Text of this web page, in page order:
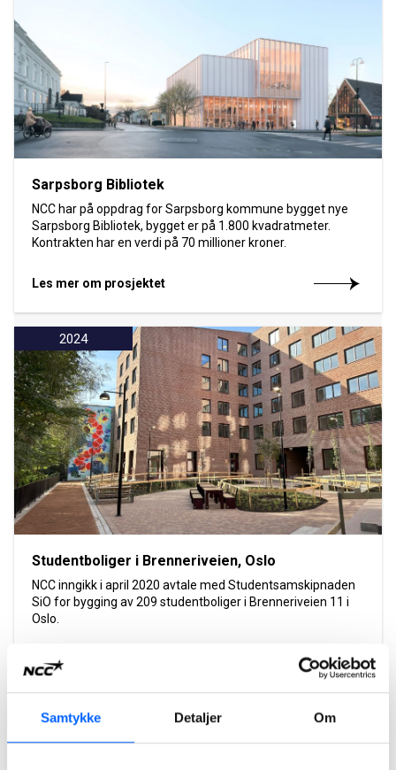
Samtykke Detaljer Om
Sarpsborg Bibliotek
NCC har på oppdrag for Sarpsborg kommune bygget nye
Sarpsborg Bibliotek, bygget er på 1.800 kvadratmeter.
Kontrakten har en verdi på 70 millioner kroner.
Les mer om prosjektet
2024
Studentboliger i Brenneriveien, Oslo
NCC inngikk i april 2020 avtale med Studentsamskipnaden
SiO for bygging av 209 studentboliger i Brenneriveien 11 i
Oslo.
Les mer om prosjektet
2024